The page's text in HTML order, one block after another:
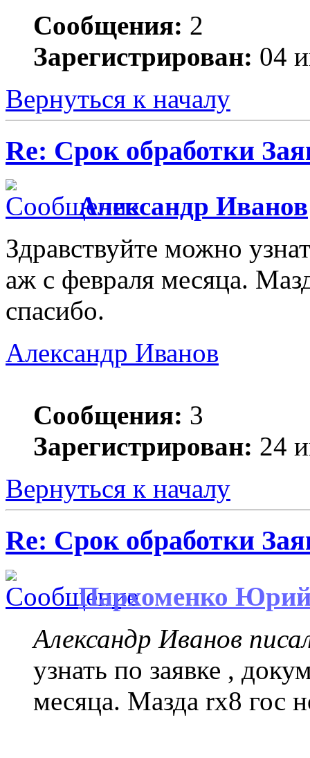
Сообщения: 2
Зарегистрирован: 04
Вернуться к началу
Re: Срок обработки
Александр Иванов
Здравствуйте можно
аж с февраля месяца.
спасибо.
Александр Иванов
Сообщения: 3
Зарегистрирован: 24
Вернуться к началу
Re: Срок обработки
Пархоменко
Александр Иванов
узнать по заявке ,
месяца. Мазда rx8 гос